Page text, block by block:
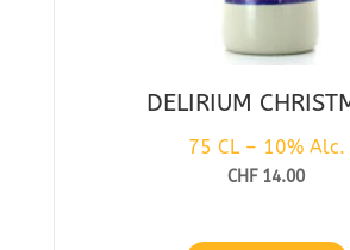
DELIRIUM
75 CL – 10% Alc.
CHF14.00